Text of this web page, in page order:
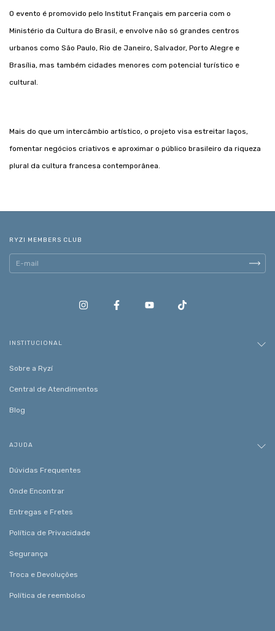
O evento é promovido pelo Institut Français em parceria com o
Ministério da Cultura do Brasil, e envolve não só grandes centros
urbanos como São Paulo, Rio de Janeiro, Salvador, Porto Alegre e
Brasília, mas também cidades menores com potencial turístico e
cultural.
Mais do que um intercâmbio artístico, o projeto visa estreitar laços,
fomentar negócios criativos e aproximar o público brasileiro da riqueza
plural da cultura francesa contemporânea.
RYZI MEMBERS CLUB
INSTITUCIONAL
Sobre a Ryzí
Central de Atendimentos
Blog
AJUDA
Dúvidas Frequentes
Onde Encontrar
Entregas e Fretes
Política de Privacidade
Segurança
Troca e Devoluções
Política de reembolso